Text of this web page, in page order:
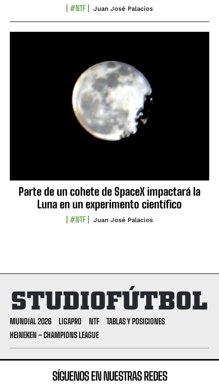
#NTF Juan José Palacios
Parte de un cohete de SpaceX impactará la
Luna en un experimento científico
#NTF Juan José Palacios
MUNDIAL 2026 LIGAPRO NTF
TABLAS Y POSICIONES
HEINEKEN – CHAMPIONS LEAGUE
SÍGUENOS EN NUESTRAS REDES